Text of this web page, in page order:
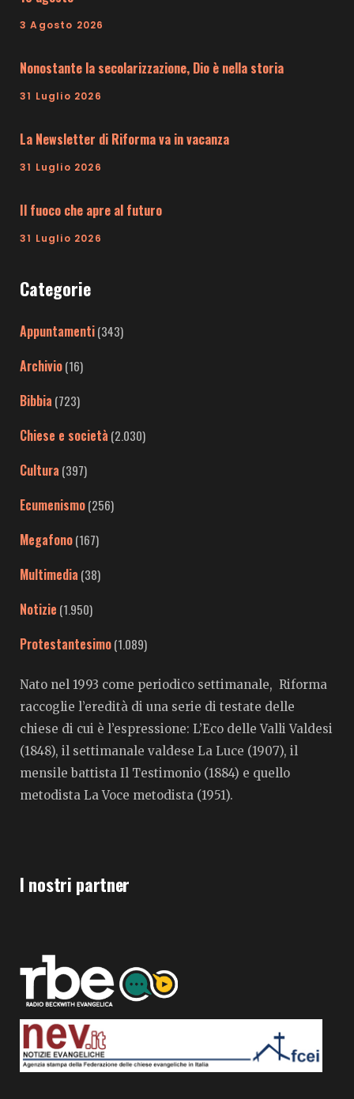
3 Agosto 2026
Nonostante la secolarizzazione, Dio è nella storia
31 Luglio 2026
La Newsletter di Riforma va in vacanza
31 Luglio 2026
Il fuoco che apre al futuro
31 Luglio 2026
Categorie
Appuntamenti(343)
Archivio(16)
Bibbia (723)
Chiese e società (2.030)
Cultura (397)
Ecumenismo(256)
Megafono(167)
Multimedia (38)
Notizie (1.950)
Protestantesimo(1.089)
Nato nel 1993 come periodico settimanale, Riforma
raccoglie l’eredità di una serie di testate delle
chiese di cui è l’espressione: L’Eco delle Valli Valdesi
(1848), il settimanale valdese La Luce (1907), il
mensile battista Il Testimonio (1884) e quello
metodista La Voce metodista (1951).
I nostri partner